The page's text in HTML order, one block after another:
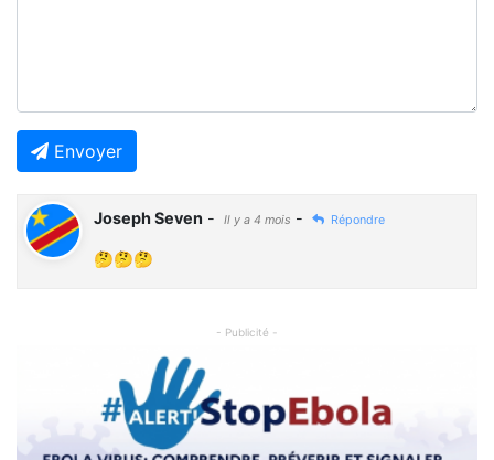
Envoyer
Joseph Seven - Il y a 4 mois - Répondre
🤔🤔🤔
- Publicité -